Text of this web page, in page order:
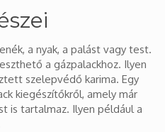
a nyak, a palást vagy test.
a gázpalackhoz. Ilyen
szelepvédő karima. Egy
kiegészítőkről, amely már
is tartalmaz. Ilyen például a